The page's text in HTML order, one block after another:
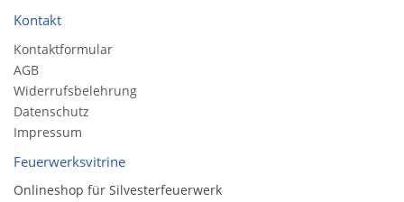
Kontakt
Kontaktformular
AGB
Widerrufsbelehrung
Datenschutz
Impressum
Feuerwerksvitrine
Onlineshop für Silvesterfeuerwerk